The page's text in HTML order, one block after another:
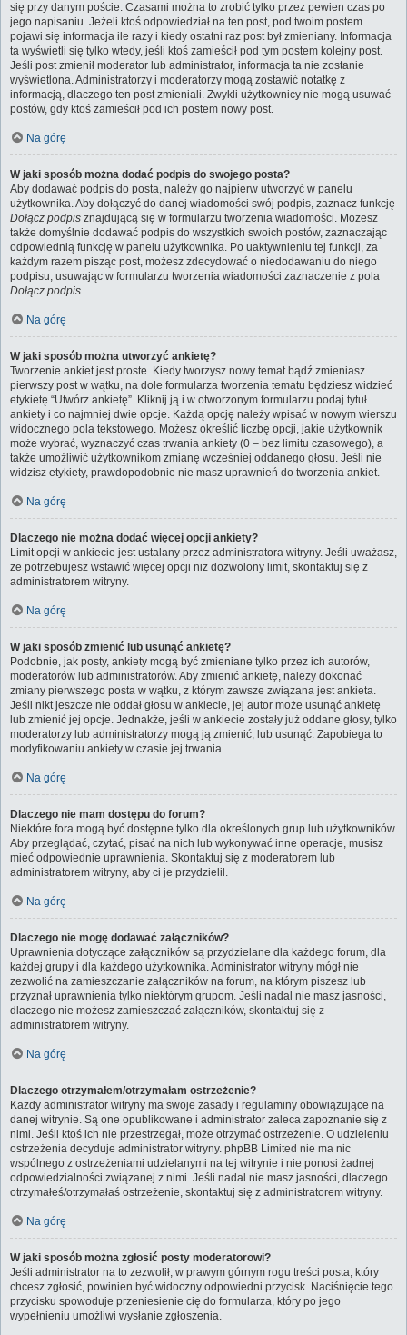
się przy danym poście. Czasami można to zrobić tylko przez pewien czas po
jego napisaniu. Jeżeli ktoś odpowiedział na ten post, pod twoim postem
pojawi się informacja ile razy i kiedy ostatni raz post był zmieniany. Informacja
ta wyświetli się tylko wtedy, jeśli ktoś zamieścił pod tym postem kolejny post.
Jeśli post zmienił moderator lub administrator, informacja ta nie zostanie
wyświetlona. Administratorzy i moderatorzy mogą zostawić notatkę z
informacją, dlaczego ten post zmieniali. Zwykli użytkownicy nie mogą usuwać
postów, gdy ktoś zamieścił pod ich postem nowy post.
Na górę
W jaki sposób można dodać podpis do swojego posta?
Aby dodawać podpis do posta, należy go najpierw utworzyć w panelu
użytkownika. Aby dołączyć do danej wiadomości swój podpis, zaznacz funkcję
Dołącz podpis znajdującą się w formularzu tworzenia wiadomości. Możesz
także domyślnie dodawać podpis do wszystkich swoich postów, zaznaczając
odpowiednią funkcję w panelu użytkownika. Po uaktywnieniu tej funkcji, za
każdym razem pisząc post, możesz zdecydować o niedodawaniu do niego
podpisu, usuwając w formularzu tworzenia wiadomości zaznaczenie z pola
Dołącz podpis.
Na górę
W jaki sposób można utworzyć ankietę?
Tworzenie ankiet jest proste. Kiedy tworzysz nowy temat bądź zmieniasz
pierwszy post w wątku, na dole formularza tworzenia tematu będziesz widzieć
etykietę “Utwórz ankietę”. Kliknij ją i w otworzonym formularzu podaj tytuł
ankiety i co najmniej dwie opcje. Każdą opcję należy wpisać w nowym wierszu
widocznego pola tekstowego. Możesz określić liczbę opcji, jakie użytkownik
może wybrać, wyznaczyć czas trwania ankiety (0 – bez limitu czasowego), a
także umożliwić użytkownikom zmianę wcześniej oddanego głosu. Jeśli nie
widzisz etykiety, prawdopodobnie nie masz uprawnień do tworzenia ankiet.
Na górę
Dlaczego nie można dodać więcej opcji ankiety?
Limit opcji w ankiecie jest ustalany przez administratora witryny. Jeśli uważasz,
że potrzebujesz wstawić więcej opcji niż dozwolony limit, skontaktuj się z
administratorem witryny.
Na górę
W jaki sposób zmienić lub usunąć ankietę?
Podobnie, jak posty, ankiety mogą być zmieniane tylko przez ich autorów,
moderatorów lub administratorów. Aby zmienić ankietę, należy dokonać
zmiany pierwszego posta w wątku, z którym zawsze związana jest ankieta.
Jeśli nikt jeszcze nie oddał głosu w ankiecie, jej autor może usunąć ankietę
lub zmienić jej opcje. Jednakże, jeśli w ankiecie zostały już oddane głosy, tylko
moderatorzy lub administratorzy mogą ją zmienić, lub usunąć. Zapobiega to
modyfikowaniu ankiety w czasie jej trwania.
Na górę
Dlaczego nie mam dostępu do forum?
Niektóre fora mogą być dostępne tylko dla określonych grup lub użytkowników.
Aby przeglądać, czytać, pisać na nich lub wykonywać inne operacje, musisz
mieć odpowiednie uprawnienia. Skontaktuj się z moderatorem lub
administratorem witryny, aby ci je przydzielił.
Na górę
Dlaczego nie mogę dodawać załączników?
Uprawnienia dotyczące załączników są przydzielane dla każdego forum, dla
każdej grupy i dla każdego użytkownika. Administrator witryny mógł nie
zezwolić na zamieszczanie załączników na forum, na którym piszesz lub
przyznał uprawnienia tylko niektórym grupom. Jeśli nadal nie masz jasności,
dlaczego nie możesz zamieszczać załączników, skontaktuj się z
administratorem witryny.
Na górę
Dlaczego otrzymałem/otrzymałam ostrzeżenie?
Każdy administrator witryny ma swoje zasady i regulaminy obowiązujące na
danej witrynie. Są one opublikowane i administrator zaleca zapoznanie się z
nimi. Jeśli ktoś ich nie przestrzegał, może otrzymać ostrzeżenie. O udzieleniu
ostrzeżenia decyduje administrator witryny. phpBB Limited nie ma nic
wspólnego z ostrzeżeniami udzielanymi na tej witrynie i nie ponosi żadnej
odpowiedzialności związanej z nimi. Jeśli nadal nie masz jasności, dlaczego
otrzymałeś/otrzymałaś ostrzeżenie, skontaktuj się z administratorem witryny.
Na górę
W jaki sposób można zgłosić posty moderatorowi?
Jeśli administrator na to zezwolił, w prawym górnym rogu treści posta, który
chcesz zgłosić, powinien być widoczny odpowiedni przycisk. Naciśnięcie tego
przycisku spowoduje przeniesienie cię do formularza, który po jego
wypełnieniu umożliwi wysłanie zgłoszenia.